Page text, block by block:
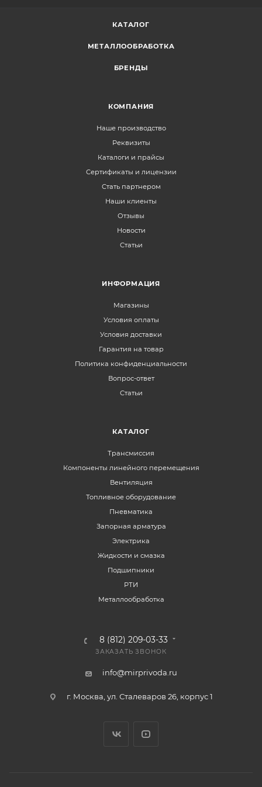
КАТАЛОГ
МЕТАЛЛООБРАБОТКА
БРЕНДЫ
КОМПАНИЯ
Наше производство
Реквизиты
Каталоги и прайсы
Сертификаты и лицензии
Стать партнером
Наши клиенты
Отзывы
Новости
Статьи
ИНФОРМАЦИЯ
Магазины
Условия оплаты
Условия доставки
Гарантия на товар
Политика конфиденциальности
Вопрос-ответ
Статьи
КАТАЛОГ
Трансмиссия
Компоненты линейного перемещения
Вентиляция
Топливное оборудование
Пневматика
Запорная арматура
Электрика
Жидкости и смазка
Подшипники
РТИ
Металлообработка
8 (812) 209-03-33
ЗАКАЗАТЬ ЗВОНОК
info@mirprivoda.ru
г. Москва, ул. Сталеваров 26, корпус 1